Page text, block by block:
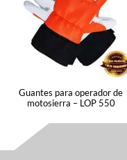
Guantes para operador de
motosierra – LOP 550